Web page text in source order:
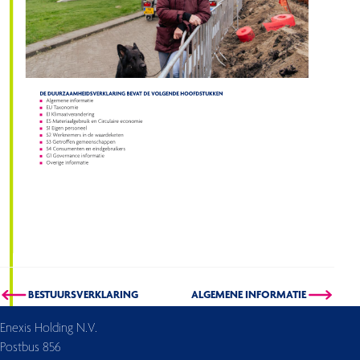
ALGEMENE INFORMATIE
BESTUURSVERKLARING
Enexis Holding N.V.
Postbus 856